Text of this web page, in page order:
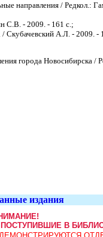
направления / Редкол.:
С.В. - 2009. - 161 с.;
Скубачевский А.Л. - 2009. -
города Новосибирска
издания
В